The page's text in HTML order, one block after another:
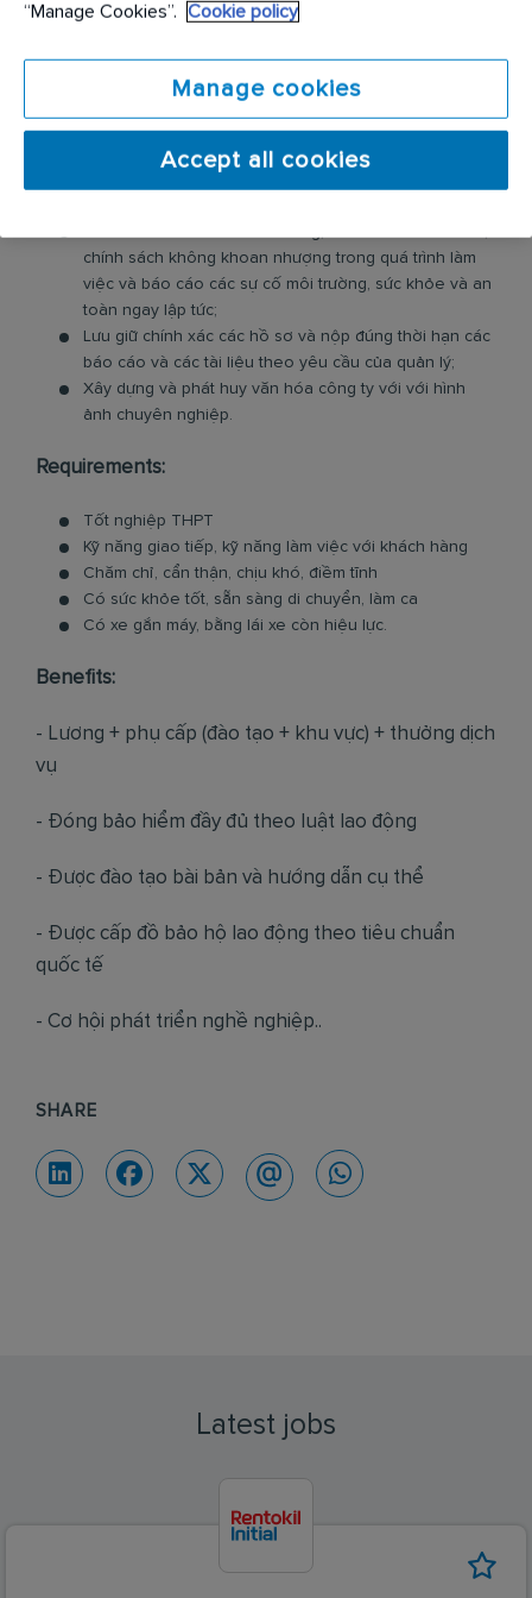
dịch vụ, Danh sách dịch vụ, vv) sử dụng trong các dịch
cho khách hàng, ký và nộp cho giám sát sau khi hoàn
Gửi các kiến nghị lên cấp trên để gia tăng hiệu quả và
chất lượng dịch vụ, giảm khiếu nại của khách hàng, và
chính sách không khoan nhượng trong quá trình làm
việc và báo cáo các sự cố môi trường, sức khỏe và an
toàn ngay lập tức;
Lưu giữ chính xác các hồ sơ và nộp đúng thời hạn các
báo cáo và các tài liệu theo yêu cầu của quản lý;
Xây dựng và phát huy văn hóa công ty với với hình
ảnh chuyên nghiệp.
Requirements:
Tốt nghiệp THPT
Kỹ năng giao tiếp, kỹ năng làm việc với khách hàng
Chăm chỉ, cẩn thận, chịu khó, điềm tĩnh
Có sức khỏe tốt, sẵn sàng di chuyển, làm ca
Có xe gắn máy, bằng lái xe còn hiệu lực.
Benefits:
- Lương + phụ cấp (đào tạo + khu vực) + thưởng dịch
vụ
- Đóng bảo hiểm đầy đủ theo luật lao động
- Được đào tạo bài bản và hướng dẫn cụ thể
- Được cấp đồ bảo hộ lao động theo tiêu chuẩn
quốc tế
- Cơ hội phát triển nghề nghiệp..
SHARE
Latest jobs
“Manage Cookies”.
Cookie policy
Manage cookies
Accept all cookies